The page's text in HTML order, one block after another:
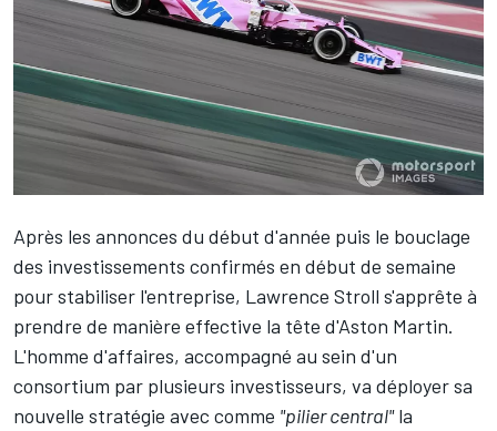
Après les annonces du début d'année puis le bouclage
des investissements confirmés en début de semaine
pour stabiliser l'entreprise, Lawrence Stroll s'apprête à
prendre de manière effective la tête d'Aston Martin.
L'homme d'affaires, accompagné au sein d'un
consortium par plusieurs investisseurs, va déployer sa
nouvelle stratégie avec comme "pilier central"la